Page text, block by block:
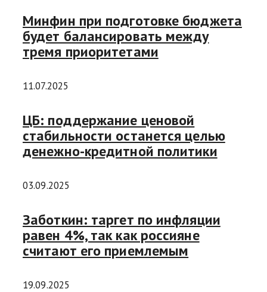
Минфин при подготовке бюджета
будет балансировать между
тремя приоритетами
11.07.2025
ЦБ: поддержание ценовой
стабильности останется целью
денежно-кредитной политики
03.09.2025
Заботкин: таргет по инфляции
равен 4%, так как россияне
считают его приемлемым
19.09.2025